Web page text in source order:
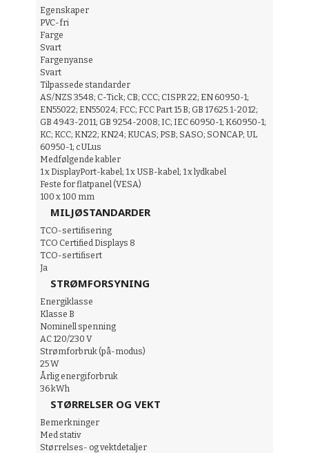
Egenskaper
PVC-fri
Farge
Svart
Fargenyanse
Svart
Tilpassede standarder
AS/NZS 3548; C-Tick; CB; CCC; CISPR 22; EN 60950-1;
EN55022; EN55024; FCC; FCC Part 15 B; GB 17625.1-2012;
GB 4943-2011; GB 9254-2008; IC; IEC 60950-1; K60950-1;
KC; KCC; KN22; KN24; KUCAS; PSB; SASO; SONCAP; UL
60950-1; cULus
Medfølgende kabler
1 x DisplayPort-kabel; 1 x USB-kabel; 1 x lydkabel
Feste for flatpanel (VESA)
100 x 100 mm
MILJØSTANDARDER
TCO-sertifisering
TCO Certified Displays 8
TCO-sertifisert
Ja
STRØMFORSYNING
Energiklasse
Klasse B
Nominell spenning
AC 120/230 V
Strømforbruk (på-modus)
25 W
Årlig energiforbruk
36 kWh
STØRRELSER OG VEKT
Bemerkninger
Med stativ
Størrelses- og vektdetaljer